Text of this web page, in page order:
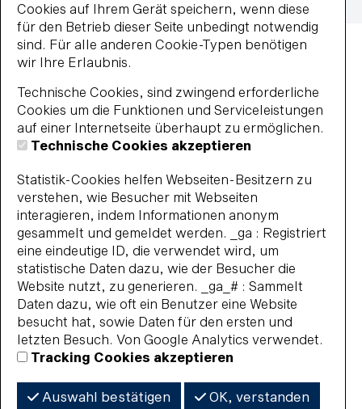
© 2026 BBF-Bielefelder Bäder und Freizeit GmbH
Cookies auf Ihrem Gerät speichern, wenn diese
für den Betrieb dieser Seite unbedingt notwendig
sind. Für alle anderen Cookie-Typen benötigen
wir Ihre Erlaubnis.
Technische Cookies, sind zwingend erforderliche
Cookies um die Funktionen und Serviceleistungen
auf einer Internetseite überhaupt zu ermöglichen.
Technische Cookies akzeptieren
Statistik-Cookies helfen Webseiten-Besitzern zu
verstehen, wie Besucher mit Webseiten
interagieren, indem Informationen anonym
gesammelt und gemeldet werden. _ga : Registriert
eine eindeutige ID, die verwendet wird, um
statistische Daten dazu, wie der Besucher die
Website nutzt, zu generieren. _ga_# : Sammelt
Daten dazu, wie oft ein Benutzer eine Website
besucht hat, sowie Daten für den ersten und
letzten Besuch. Von Google Analytics verwendet.
Tracking Cookies akzeptieren
Auswahl bestätigen OK, verstanden